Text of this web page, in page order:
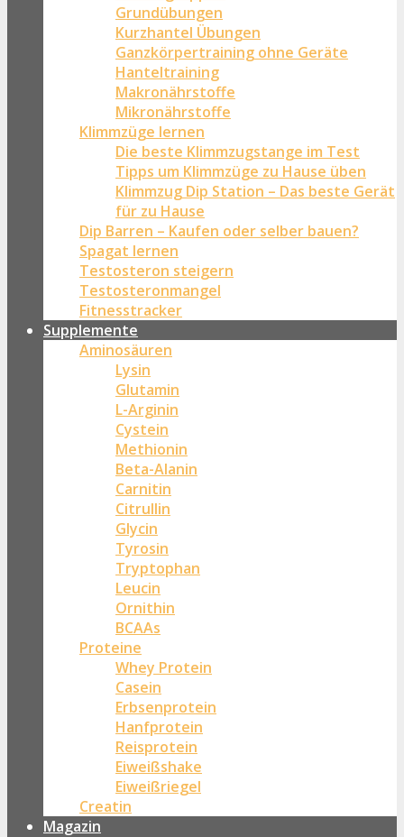
Grundübungen
Kurzhantel Übungen
Ganzkörpertraining ohne Geräte
Hanteltraining
Makronährstoffe
Mikronährstoffe
Klimmzüge lernen
Die beste Klimmzugstange im Test
Tipps um Klimmzüge zu Hause üben
Klimmzug Dip Station – Das beste Gerät
für zu Hause
Dip Barren – Kaufen oder selber bauen?
Spagat lernen
Testosteron steigern
Testosteronmangel
Fitnesstracker
Supplemente
Aminosäuren
Lysin
Glutamin
L-Arginin
Cystein
Methionin
Beta-Alanin
Carnitin
Citrullin
Glycin
Tyrosin
Tryptophan
Leucin
Ornithin
BCAAs
Proteine
Whey Protein
Casein
Erbsenprotein
Hanfprotein
Reisprotein
Eiweißshake
Eiweißriegel
Creatin
Magazin